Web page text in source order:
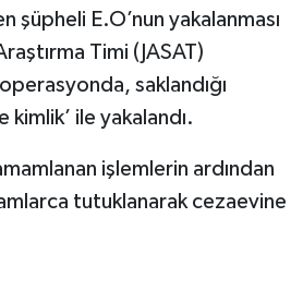
şüpheli E.O’nun yakalanması
Timi (JASAT)
saklandığı
kimlik’ ile yakalandı.
işlemlerin ardından
tutuklanarak cezaevine